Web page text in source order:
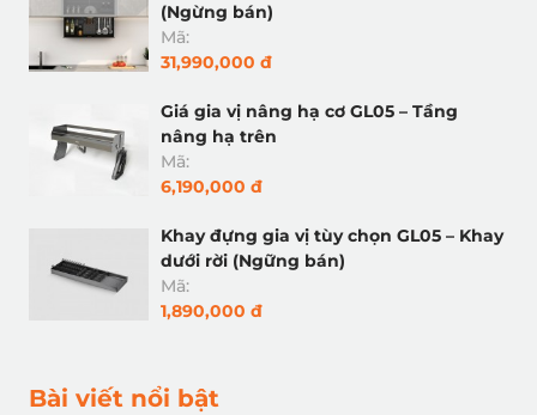
(Ngừng bán)
Mã:
31,990,000 đ
Giá gia vị nâng hạ cơ GL05 – Tầng
nâng hạ trên
Mã:
6,190,000 đ
Khay đựng gia vị tùy chọn GL05 – Khay
dưới rời (Ngững bán)
Mã:
1,890,000 đ
Bài viết nổi bật